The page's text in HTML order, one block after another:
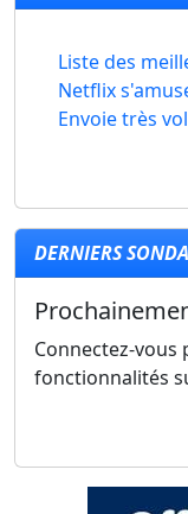
Liste des
Netflix
Envoie très
DERNIERS
Connectez-
fonctionnalités